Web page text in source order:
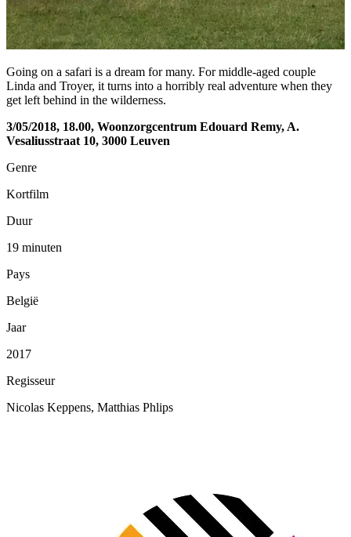
Going on a safari is a dream for many. For middle-aged couple
Linda and Troyer, it turns into a horribly real adventure when they
get left behind in the wilderness.
3/05/2018, 18.00, Woonzorgcentrum Edouard Remy, A.
Vesaliusstraat 10, 3000 Leuven
Genre
Kortfilm
Duur
19 minuten
Pays
België
Jaar
2017
Regisseur
Nicolas Keppens, Matthias Phlips